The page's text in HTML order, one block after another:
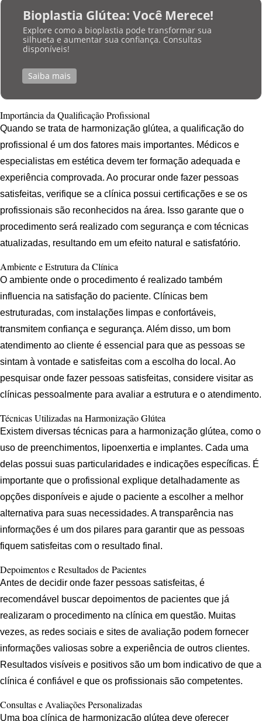
Bioplastia Glútea: Você Merece!
Explore como a bioplastia pode transformar sua
silhueta e aumentar sua confiança. Consultas
disponíveis!
Saiba mais
Importância da Qualificação Profissional
Quando se trata de harmonização glútea, a qualificação do
profissional é um dos fatores mais importantes. Médicos e
especialistas em estética devem ter formação adequada e
experiência comprovada. Ao procurar onde fazer pessoas
satisfeitas, verifique se a clínica possui certificações e se os
profissionais são reconhecidos na área. Isso garante que o
procedimento será realizado com segurança e com técnicas
atualizadas, resultando em um efeito natural e satisfatório.
Ambiente e Estrutura da Clínica
O ambiente onde o procedimento é realizado também
influencia na satisfação do paciente. Clínicas bem
estruturadas, com instalações limpas e confortáveis,
transmitem confiança e segurança. Além disso, um bom
atendimento ao cliente é essencial para que as pessoas se
sintam à vontade e satisfeitas com a escolha do local. Ao
pesquisar onde fazer pessoas satisfeitas, considere visitar as
clínicas pessoalmente para avaliar a estrutura e o atendimento.
Técnicas Utilizadas na Harmonização Glútea
Existem diversas técnicas para a harmonização glútea, como o
uso de preenchimentos, lipoenxertia e implantes. Cada uma
delas possui suas particularidades e indicações específicas. É
importante que o profissional explique detalhadamente as
opções disponíveis e ajude o paciente a escolher a melhor
alternativa para suas necessidades. A transparência nas
informações é um dos pilares para garantir que as pessoas
fiquem satisfeitas com o resultado final.
Depoimentos e Resultados de Pacientes
Antes de decidir onde fazer pessoas satisfeitas, é
recomendável buscar depoimentos de pacientes que já
realizaram o procedimento na clínica em questão. Muitas
vezes, as redes sociais e sites de avaliação podem fornecer
informações valiosas sobre a experiência de outros clientes.
Resultados visíveis e positivos são um bom indicativo de que a
clínica é confiável e que os profissionais são competentes.
Consultas e Avaliações Personalizadas
Uma boa clínica de harmonização glútea deve oferecer